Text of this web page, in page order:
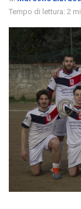
Tempo di lettura: 2